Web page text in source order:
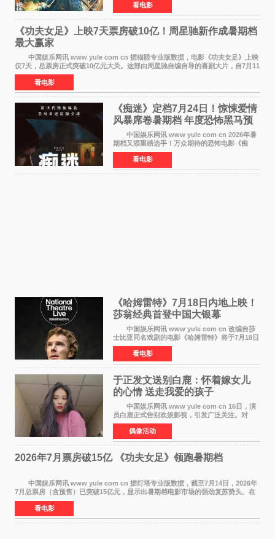
的历史动作片，改编自原泰久同名人气漫画，继
续讲述信和漂
看电影
《功夫女足》上映7天票房破10亿！周星驰新作成暑期档
最大赢家
中国娱乐网讯 www yule com cn 据猫眼专业版数据，电影《功夫女足》上映
仅7天，总票房正式突破10亿元大关。这部由周星驰自编自导的喜剧大片，自7月11
日公映以来便展现出惊人的市场统治力。
看电影
《痴迷》定档7月24日！惊悚爱情
风暴席卷暑期档 年度恐怖黑马预
中国娱乐网讯 www yule com cn 2026年暑
期档又添重磅选手！万众期待的恐怖电影《痴
迷》今日正式官宣定档，将于7月24日登陆内地各
大院线。这部被业内专家誉为新世代爆款恐怖电
影的作品，将为
看电影
《哈姆雷特》7月18日内地上映！
莎翁经典首登中国大银幕
中国娱乐网讯 www yule com cn 改编自莎
士比亚同名戏剧的电影《哈姆雷特》将于7月18日
在中国内地上映。这部跨越四百年的文学经典被
搬上大银幕，为观众带来一场视觉与听觉的双重
盛宴。 《
看电影
于正发文送别白鹿：怀着嫁女儿
的心情 送走我爱的孩子
中国娱乐网讯 www yule com cn 16日，演
员白鹿正式告别欢娱影视，引发广泛关注。对
此，欢娱影视创始人于正在社交平台发文回应，
字里行间流露不舍与祝福。 于正透露，以前
每次有演员到期不
偶像活动
2026年7月票房破15亿 《功夫女足》领跑暑期档
中国娱乐网讯 www yule com cn 据灯塔专业版数据，截至7月14日，2026年
7月总票房（含预售）已突破15亿元，显示出暑期档电影市场的强劲复苏势头。在
众多上映影片中，《功夫女足》《小黄人与大
看电影